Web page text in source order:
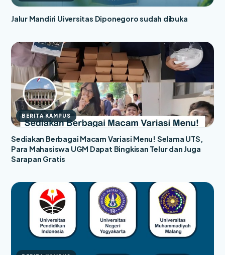
Jalur Mandiri Uiversitas Diponegoro sudah dibuka
BERITA KAMPUS
Sediakan Berbagai Macam Variasi Menu! Selama UTS,
Para Mahasiswa UGM Dapat Bingkisan Telur dan Juga
Sarapan Gratis